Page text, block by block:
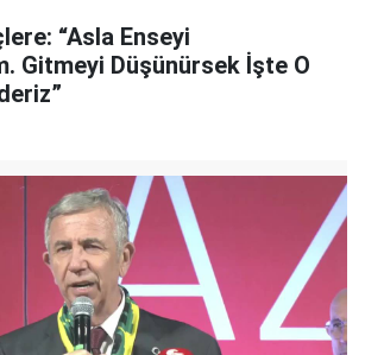
“Asla Enseyi
Gitmeyi Düşünürsek İşte O